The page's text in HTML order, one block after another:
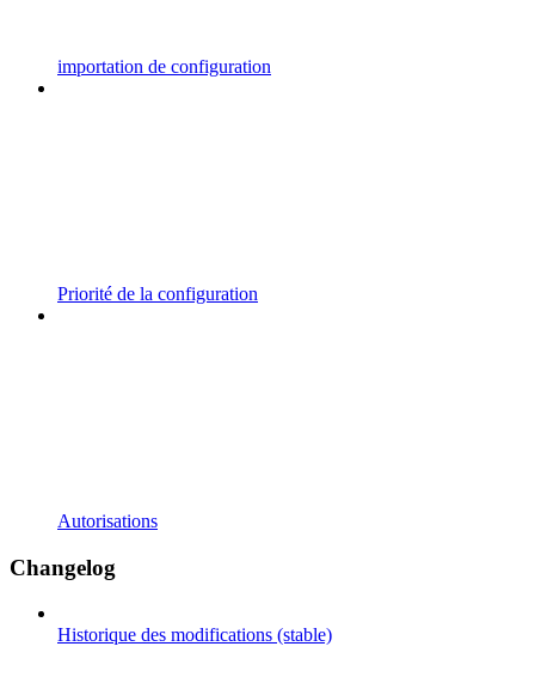
importation de configuration
Priorité de la configuration
Autorisations
Changelog
Historique des modifications (stable)